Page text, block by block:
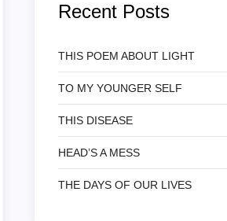
Recent Posts
THIS POEM ABOUT LIGHT
TO MY YOUNGER SELF
THIS DISEASE
HEAD’S A MESS
THE DAYS OF OUR LIVES